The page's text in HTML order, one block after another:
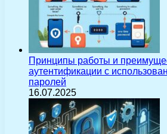
Принципы работы и
аутентификации с
паролей
16.07.2025